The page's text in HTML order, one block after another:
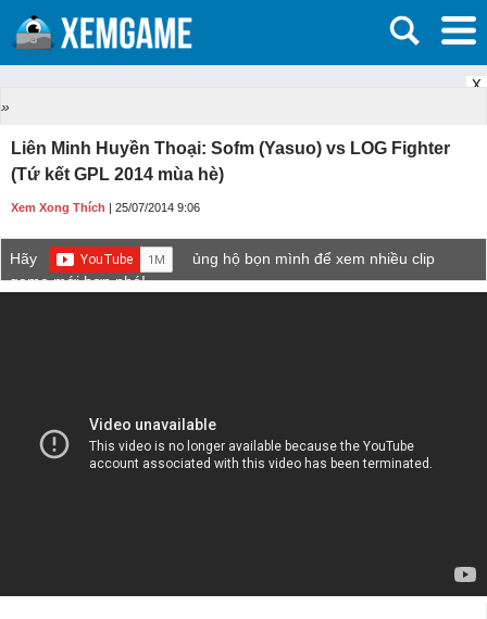
X
»
Liên Minh Huyền Thoại: Sofm (Yasuo) vs LOG Fighter
(Tứ kết GPL 2014 mùa hè)
Xem Xong Thích | 25/07/2014 9:06
Hãy
ủng hộ bọn mình để xem nhiều clip
game mới hơn nhé!